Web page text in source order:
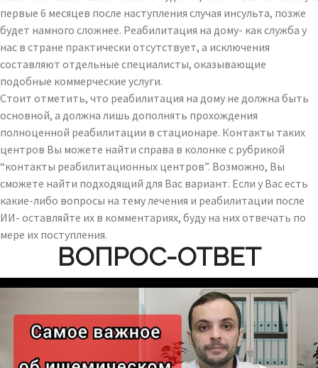
первые 6 месяцев после наступления случая инсульта, позже
будет намного сложнее. Реабилитация на дому- как служба у
нас в стране практически отсутствует, а исключения
составляют отдельные специалисты, оказывающие
подобные коммерческие услуги.
Стоит отметить, что реабилитация на дому не должна быть
основной, а должна лишь дополнять прохождения
полноценной реабилитации в стационаре. Контакты таких
центров Вы можете найти справа в колонке с рубрикой
“контакты реабилитационных центров”. Возможно, Вы
сможете найти подходящий для Вас вариант. Если у Вас есть
какие-либо вопросы на тему лечения и реабилитации после
ИИ- оставляйте их в комментариях, буду на них отвечать по
мере их поступления.
ВОПРОС-ОТВЕТ